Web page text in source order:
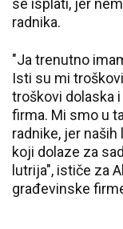
se isplati, jer
radnika.
"Ja trenutno
Isti su mi
troškovi dolaska
firma. Mi smo u
radnike, jer
koji dolaze za
lutrija", ističe za
građevinske